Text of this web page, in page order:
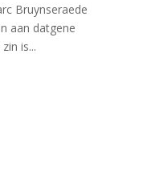
Bruynseraede
aan datgene
is...